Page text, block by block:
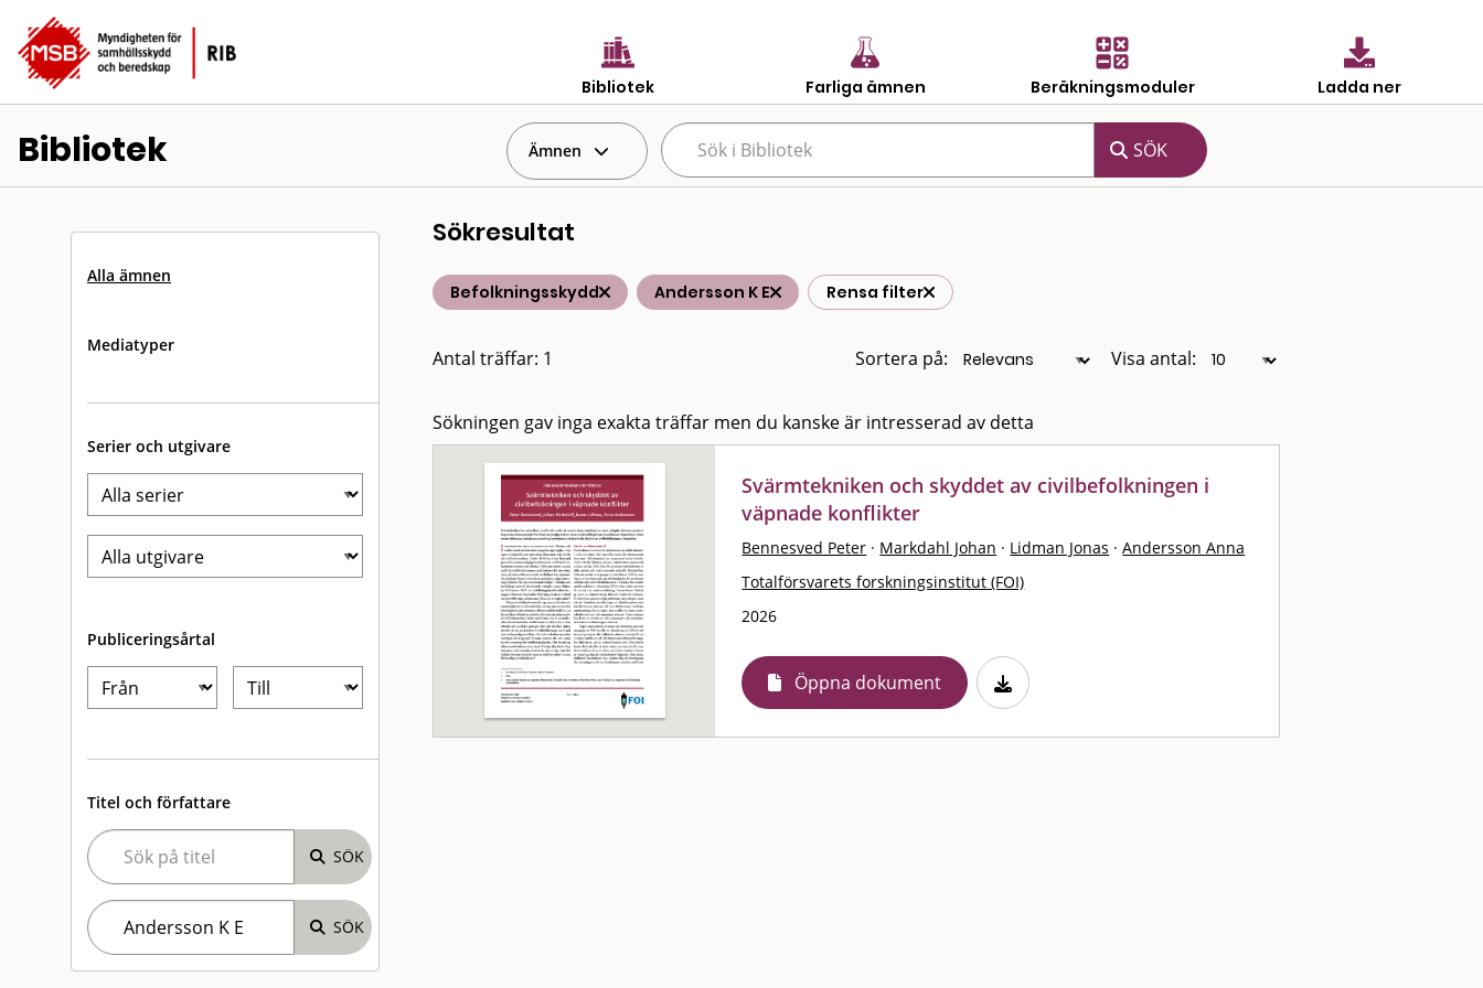
Bibliotek Farliga ämnen Beräkningsmoduler Ladda ner
Bibliotek Ämnen
Alla ämnen
Mediatyper
Serier och utgivare
Publiceringsårtal
Titel och författare
Sökresultat
Befolkningsskydd Andersson K E Rensa filter
Antal träffar: 1 Sortera på: Visa antal:
Sökningen gav inga exakta träffar men du kanske är intresserad av detta
Svärmtekniken och skyddet av civilbefolkningen i
väpnade konflikter
Bennesved Peter · Markdahl Johan · Lidman Jonas · Andersson Anna
Totalförsvarets forskningsinstitut (FOI)
2026
Öppna dokument